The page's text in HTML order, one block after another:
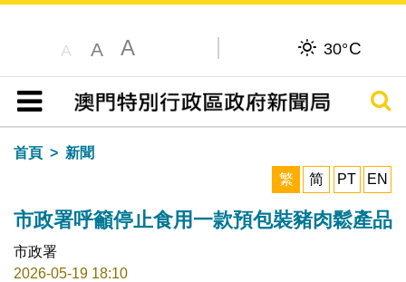
A A A 30°C
目錄
搜尋
首頁
新聞
繁
简 PT EN
市政署呼籲停止食用一款預包裝豬肉鬆產品
市政署
2026-05-19 18:10